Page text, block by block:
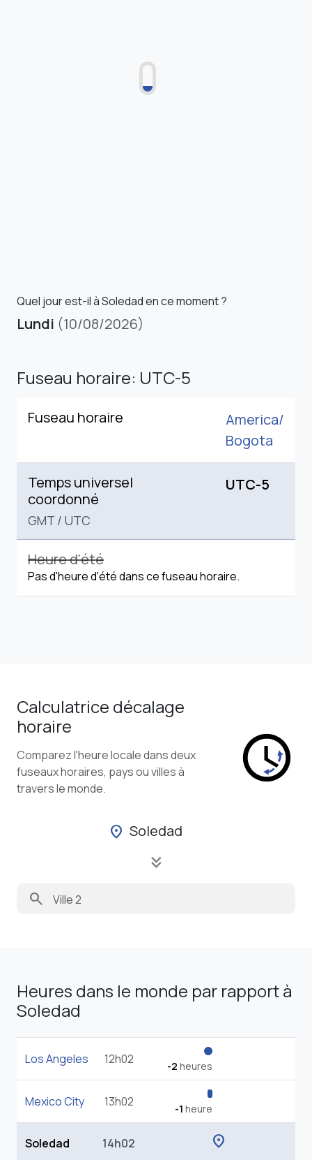
Quel jour est-il à Soledad en ce moment ?
Lundi (10/08/2026)
Fuseau horaire: UTC-5
Fuseau horaire
America/
Bogota
Temps universel
coordonné
GMT / UTC
UTC-5
Heure d'été
Pas d'heure d'été dans ce fuseau horaire.
Calculatrice décalage
horaire
Comparez l'heure locale dans deux
fuseaux horaires, pays ou villes à
travers le monde.
location_on Soledad
keyboard_double_arrow_down
search
Heures dans le monde par rapport à
Soledad
Los Angeles 12h02 -2 heures
Mexico City 13h02 -1 heure
Soledad 14h02 location_on